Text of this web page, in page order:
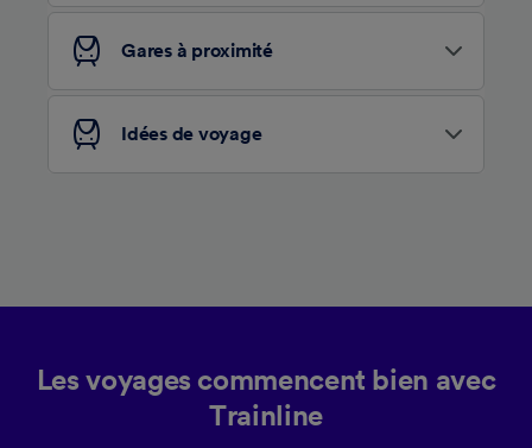
Gares à proximité
Idées de voyage
Les voyages commencent bien avec
Trainline
Liste de nos partenaires (fournisseurs)